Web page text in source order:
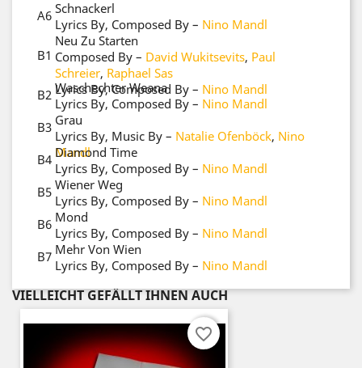
A6 Schnackerl
Lyrics By, Composed By – Nino Mandl
B1
Neu Zu Starten
Composed By – David Wukitsevits, Paul
Schreier, Raphael Sas
Lyrics By, Composed By – Nino Mandl
B2 Waschechter Weana
Lyrics By, Composed By – Nino Mandl
B3 Grau
Lyrics By, Music By – Natalie Ofenböck, Nino
Mandl
B4 Diamond Time
Lyrics By, Composed By – Nino Mandl
B5 Wiener Weg
Lyrics By, Composed By – Nino Mandl
B6 Mond
Lyrics By, Composed By – Nino Mandl
B7 Mehr Von Wien
Lyrics By, Composed By – Nino Mandl
VIELLEICHT GEFÄLLT IHNEN AUCH
favorite_border